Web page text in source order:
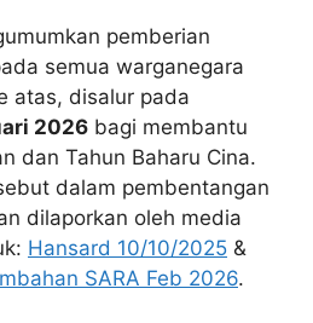
pemberian
semua warganegara
atas, disalur pada
2026 bagi membantu
dan Tahun Baharu Cina.
dalam pembentangan
dilaporkan oleh media
Hansard 10/10/2025 &
SARA Feb 2026.